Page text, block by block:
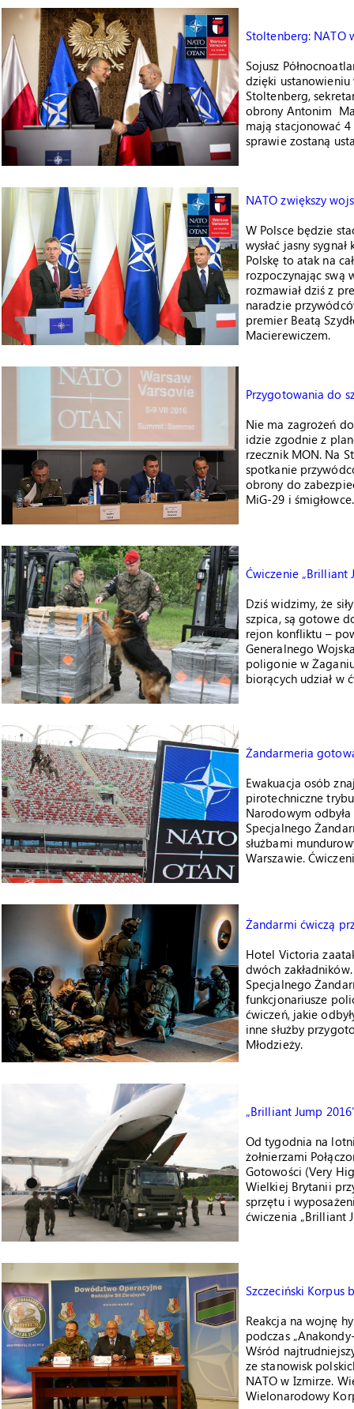
Stoltenberg: NATO
Sojusz
dzięki ustanowieniu
Stoltenberg,
obrony Antonim
mają stacjonować
sprawie zostaną
NATO zwiększy
W Polsce będzie
wysłać jasny
Polskę to atak na
rozpoczynając swą
rozmawiał dziś z
naradzie
premier Beatą
Macierewiczem.
Przygotowania do
Nie ma zagrożeń
idzie zgodnie z
rzecznik MON. Na
spotkanie
obrony do
MiG-29 i
Ćwiczenie „Brilliant
Dziś widzimy, że
szpica, są gotowe
rejon konfliktu –
Generalnego
poligonie w
biorących udział w
Żandarmeria
Ewakuacja osób
pirotechniczne
Narodowym
Specjalnego
służbami
Warszawie.
Żandarmi ćwiczą
Hotel Victoria
dwóch
Specjalnego
funkcjonariusze
ćwiczeń, jakie
inne służby
Młodzieży.
„Brilliant Jump
Od tygodnia na
żołnierzami
Gotowości (Very
Wielkiej Brytanii
sprzętu i
ćwiczenia „Brilliant
Szczeciński Korpus
Reakcja na wojnę
podczas
Wśród
ze stanowisk
NATO w Izmirze.
Wielonarodowy